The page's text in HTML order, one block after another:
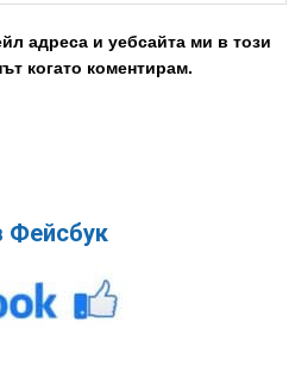
адреса и уебсайта ми в този
когато коментирам.
Фейсбук